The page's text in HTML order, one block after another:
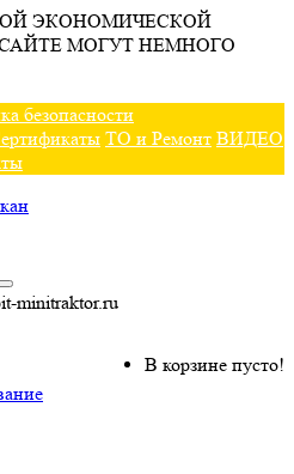
ЭКОНОМИЧЕСКОЙ
МОГУТ НЕМНОГО
безопасности
ТО и Ремонт ВИДЕО
minitraktor.ru
В корзине пусто!